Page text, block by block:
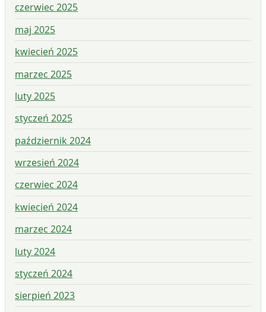
czerwiec 2025
maj 2025
kwiecień 2025
marzec 2025
luty 2025
styczeń 2025
październik 2024
wrzesień 2024
czerwiec 2024
kwiecień 2024
marzec 2024
luty 2024
styczeń 2024
sierpień 2023